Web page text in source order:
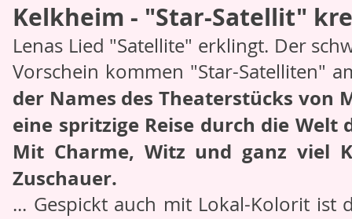
Kelkheim - "Star-Satellit"
Lenas Lied "Satellite" erklingt. Der
Vorschein kommen "Star-Satelliten"
der Names des Theaterstücks von
eine spritzige Reise durch die Welt
Mit Charme, Witz und ganz viel
Zuschauer.
... Gespickt auch mit Lokal-Kolorit